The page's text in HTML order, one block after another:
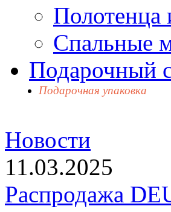
Полотенца
Спальные
Подарочный
Подарочная упаковка
Новости
11.03.2025
Распродажа